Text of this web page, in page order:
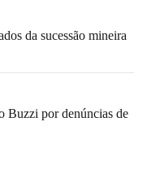
da sucessão mineira
Buzzi por denúncias de